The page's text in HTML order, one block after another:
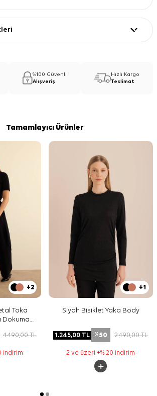
%100 Güvenli
Alışveriş
Hızlı Kargo
Teslimat
Tamamlayıcı Ürünler
+2
Toka
Dokuma
4.490,00TL
indirim
+1
Siyah Bisiklet Yaka Body
1.245,00 TL %50 2.490,00TL
2 ve üzeri +% 20 indirim